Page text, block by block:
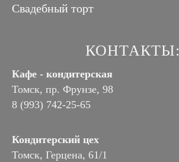
Свадебный торт
КОНТАКТЫ:
Кафе - кондитерская
Томск, пр. Фрунзе, 98
8 (993) 742-25-65
Кондитерский цех
Томск, Герцена, 61/1